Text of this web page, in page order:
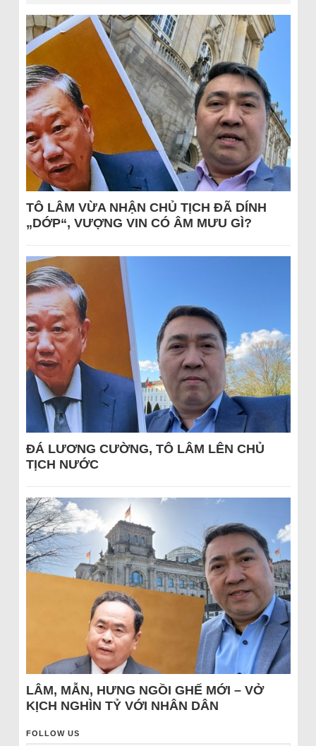
TÔ LÂM VỪA NHẬN CHỦ TỊCH ĐÃ DÍNH
„DỚP“, VƯỢNG VIN CÓ ÂM MƯU GÌ?
ĐÁ LƯƠNG CƯỜNG, TÔ LÂM LÊN CHỦ
TỊCH NƯỚC
LÂM, MẪN, HƯNG NGỒI GHẾ MỚI – VỞ
KỊCH NGHÌN TỶ VỚI NHÂN DÂN
FOLLOW US